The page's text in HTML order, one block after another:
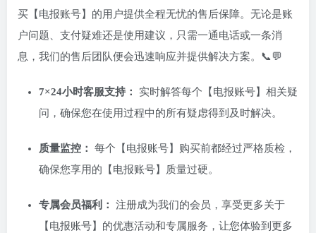
买【电报账号】的用户提供全程无忧的售后保障。无论是账
户问题、支付疑难还是使用建议，只需一通电话或一条消
息，我们的售后团队便会迅速响应并提供解决方案。📞💬
7×24小时客服支持：
实时解答每个【电报账号】相关疑
问，确保您在使用过程中的所有疑虑得到及时解决。
质量监控：
每个【电报账号】购买前都经过严格质检，
确保您享用的【电报账号】质量过硬。
专属会员福利：
注册成为我们的会员，享受更多关于
【电报账号】的优惠活动和专属服务，让您体验到更多